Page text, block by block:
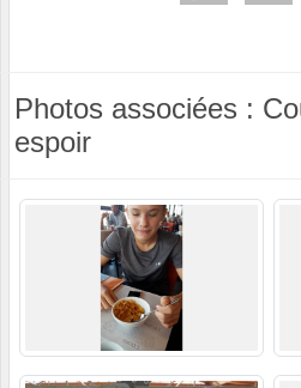
Photos associées :
espoir